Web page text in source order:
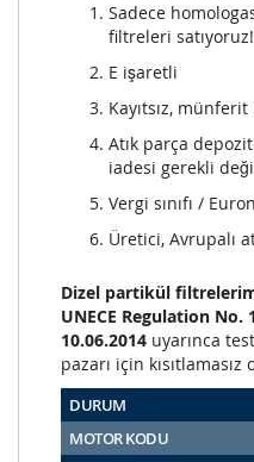
Sadece
filtreleri satıyoruz!
E işaretli
Kayıtsız,
Atık parça
iadesi gerekli
Vergi sınıfı /
Üretici, Avrupalı
Dizel partikül
UNECE Regulation No.
10.06.2014 uyarınca
pazarı için
DURUM
MOTOR KODU